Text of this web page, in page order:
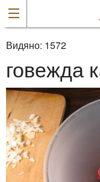
Видяно: 1572
говежда